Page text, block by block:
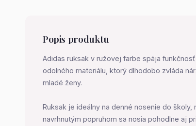
Popis produktu
Adidas ruksak v ružovej farbe spája
odolného materiálu, ktorý dlhodobo zvláda
mladé ženy.
Ruksak je ideálny na denné nosenie do
navrhnutým popruhom sa nosia pohodlne aj